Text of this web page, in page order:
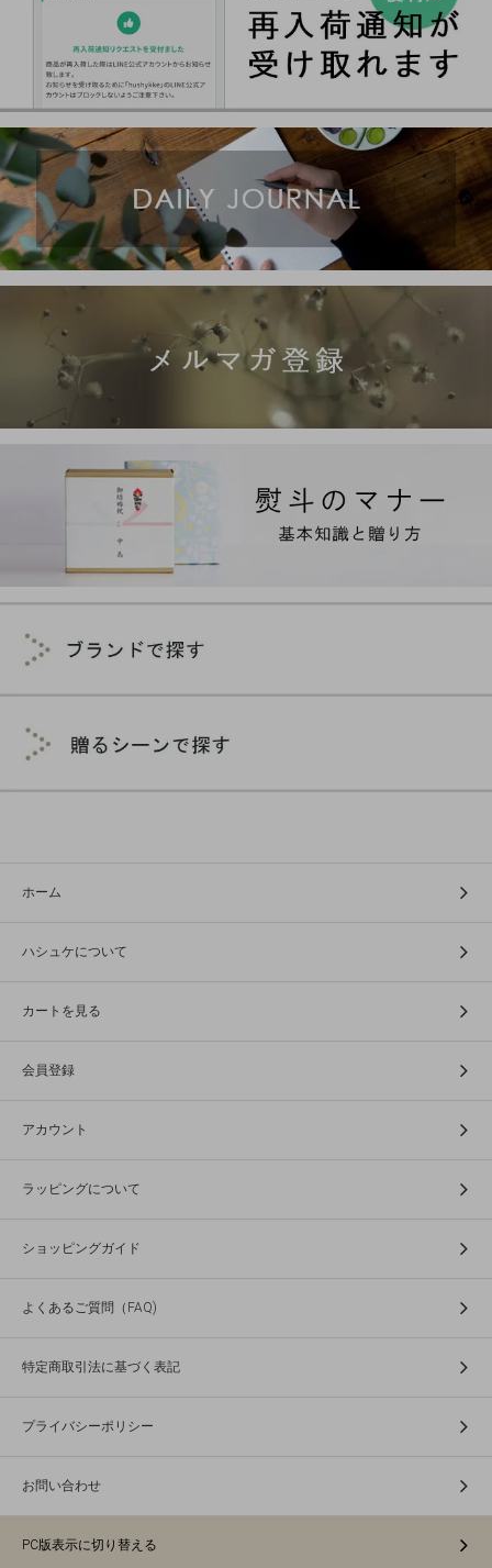
ホーム
ハシュケについて
カートを見る
会員登録
アカウント
ラッピングについて
ショッピングガイド
よくあるご質問（FAQ)
特定商取引法に基づく表記
プライバシーポリシー
お問い合わせ
PC版表示に切り替える